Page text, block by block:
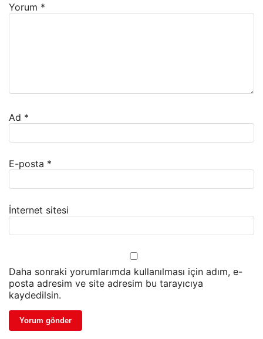
Yorum *
Ad *
E-posta *
İnternet sitesi
Daha sonraki yorumlarımda kullanılması için adım, e-
posta adresim ve site adresim bu tarayıcıya
kaydedilsin.